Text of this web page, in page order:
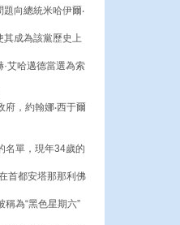
向總統米哈伊爾‧
成為該黨歷史上
艾哈邁德當選為索
，約翰娜‧西于爾
名單，現年34歲的
首都安塔那那利佛
為“黑色星期六”